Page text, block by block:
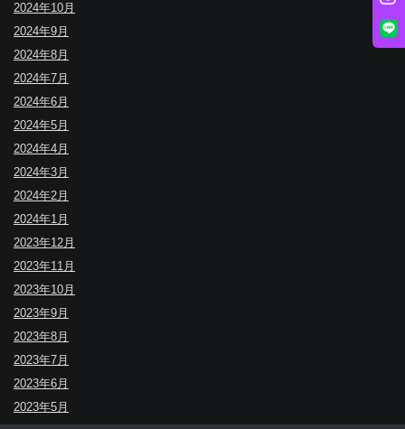
2024年10月
2024年9月
2024年8月
2024年7月
2024年6月
2024年5月
2024年4月
2024年3月
2024年2月
2024年1月
2023年12月
2023年11月
2023年10月
2023年9月
2023年8月
2023年7月
2023年6月
2023年5月